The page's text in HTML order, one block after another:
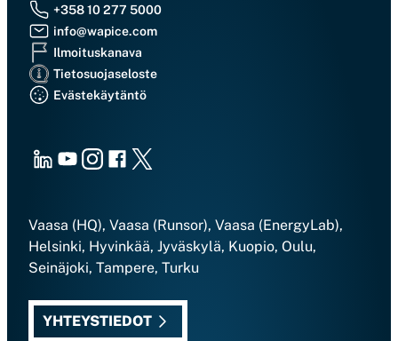
+358 10 277 5000
info@wapice.com
Ilmoituskanava
Tietosuojaseloste
Evästekäytäntö
LinkedInYoutubeInstagram
Facebook
X
Vaasa (HQ), Vaasa (Runsor), Vaasa (EnergyLab),
Helsinki, Hyvinkää, Jyväskylä, Kuopio, Oulu,
Seinäjoki, Tampere, Turku
YHTEYSTIEDOT